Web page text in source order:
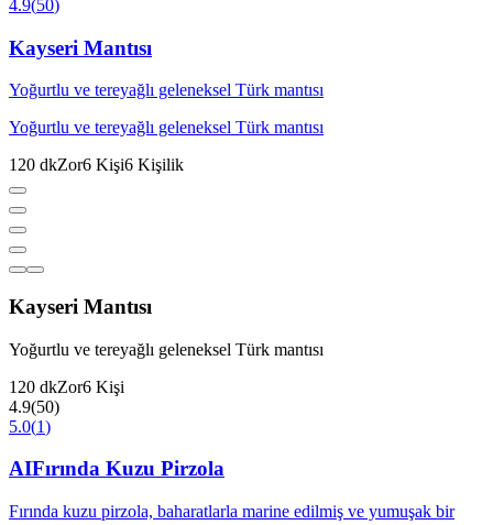
4.9(50)
Kayseri Mantısı
Yoğurtlu ve tereyağlı geleneksel Türk mantısı
Yoğurtlu ve tereyağlı geleneksel Türk mantısı
120 dkZor6 Kişi6 Kişilik
Kayseri Mantısı
Yoğurtlu ve tereyağlı geleneksel Türk mantısı
120 dkZor6 Kişi
4.9(50)
5.0(1)
AIFırında Kuzu Pirzola
Fırında kuzu pirzola, baharatlarla marine edilmiş ve yumuşak bir